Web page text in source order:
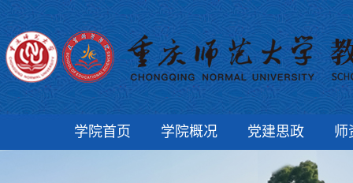
学院首页 学院概况 党建思政 师